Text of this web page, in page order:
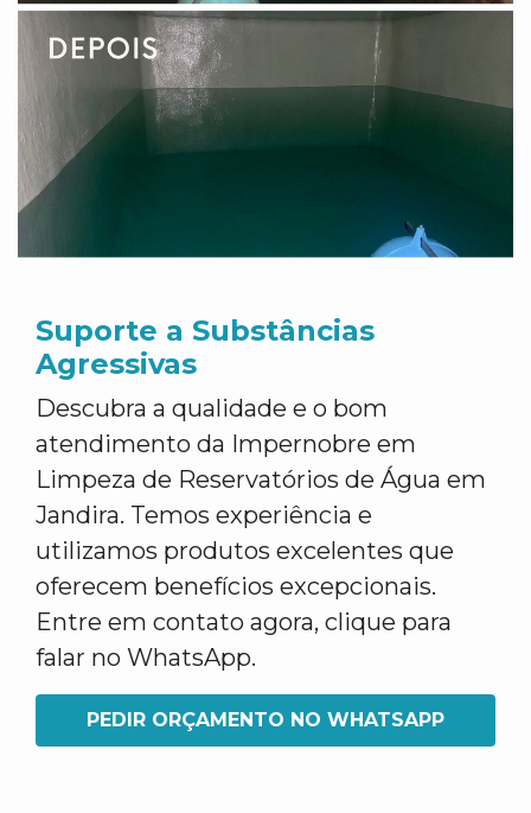
Suporte a Substâncias
Agressivas
Descubra a qualidade e o bom
atendimento da Impernobre em
Limpeza de Reservatórios de Água em
Jandira. Temos experiência e
utilizamos produtos excelentes que
oferecem benefícios excepcionais.
Entre em contato agora, clique para
falar no WhatsApp.
PEDIR ORÇAMENTO NO WHATSAPP